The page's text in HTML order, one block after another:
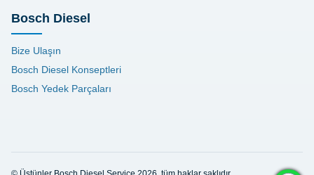
Bosch Diesel
Bize Ulaşın
Bosch Diesel Konseptleri
Bosch Yedek Parçaları